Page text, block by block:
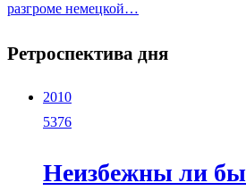
разгроме немецкой…
Ретроспектива дня
2010
5376
Неизбежны ли